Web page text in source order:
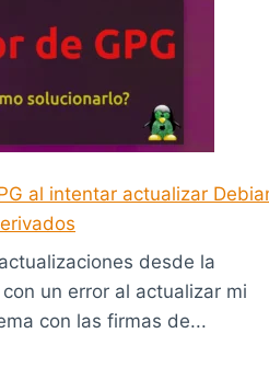
al intentar actualizar
desde la
un error al actualizar mi
con las firmas de...